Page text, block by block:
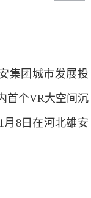
集团城市发展投
首个VR大空间沉
月8日在河北雄安